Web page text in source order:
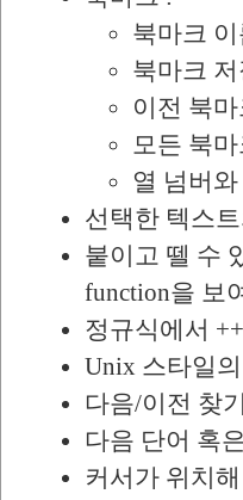
북마크 이
북마크
이전 북
모든 북마
열 넘버
선택한 텍스
붙이고 뗄 수
function을 보
정규식에서
Unix 스타일
다음/이전 찾
다음 단어 혹
커서가 위치